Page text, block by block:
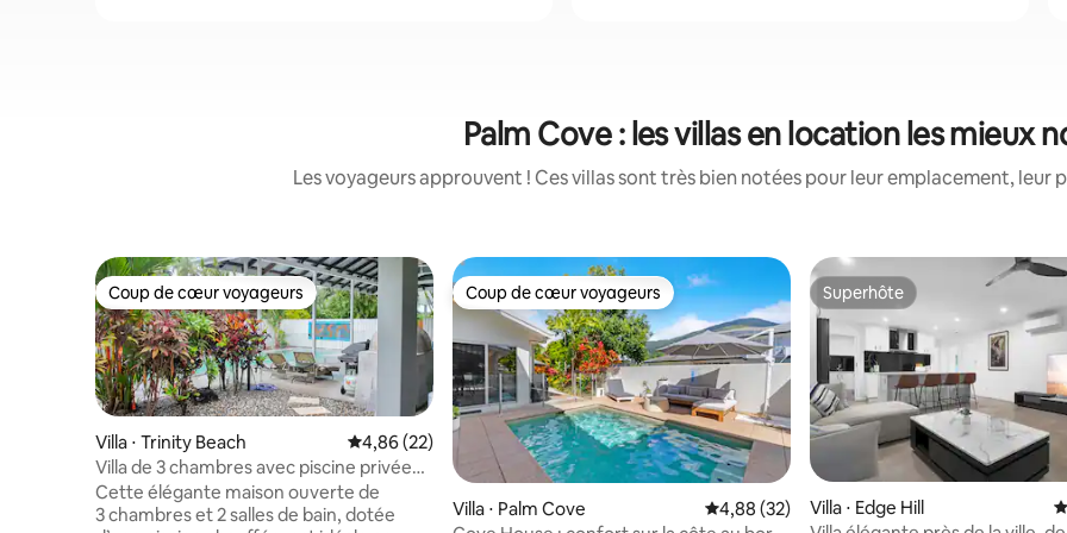
Palm Cove : les villas en location les mieux
Les voyageurs approuvent ! Ces villas sont très bien notées pour leur emplacement, leur
Coup de cœur voyageurs
Coup de cœur voyageurs
Villa ⋅ Trinity Beach Évaluation moyenne sur la base de 22 commentaires : 4,86 sur 5
4,86 (22)
Villa de 3 chambres avec piscine privée
chauffée* de 13,5 m
Cette élégante maison ouverte de
3 chambres et 2 salles de bain, dotée
Coup de cœur voyageurs
Coup de cœur voyageurs
Villa ⋅ Palm Cove Évaluation moyenne sur la base de 32
4,88 (32)
Superhôte
Superhôte
Villa ⋅ Edge Hill